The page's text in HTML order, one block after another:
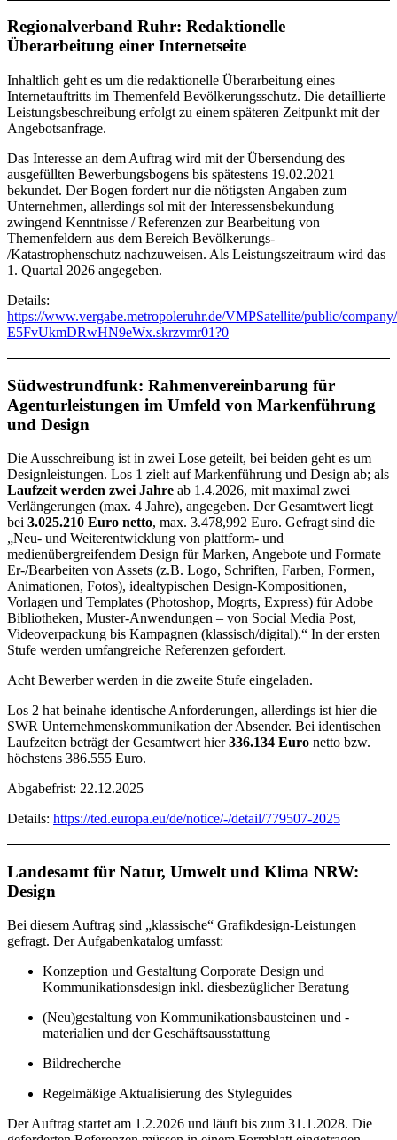
Regionalverband Ruhr: Redaktionelle
Überarbeitung einer Internetseite
Inhaltlich geht es um die redaktionelle Überarbeitung eines
Internetauftritts im Themenfeld Bevölkerungsschutz. Die detaillierte
Leistungsbeschreibung erfolgt zu einem späteren Zeitpunkt mit der
Angebotsanfrage.
Das Interesse an dem Auftrag wird mit der Übersendung des
ausgefüllten Bewerbungsbogens bis spätestens 19.02.2021
bekundet. Der Bogen fordert nur die nötigsten Angaben zum
Unternehmen, allerdings sol mit der Interessensbekundung
zwingend Kenntnisse / Referenzen zur Bearbeitung von
Themenfeldern aus dem Bereich Bevölkerungs-
/Katastrophenschutz nachzuweisen. Als Leistungszeitraum wird das
1. Quartal 2026 angegeben.
Details:
https://www.vergabe.metropoleruhr.de/VMPSatellite/public/
E5FvUkmDRwHN9eWx.skrzvmr01?0
Südwestrundfunk: Rahmenvereinbarung für
Agenturleistungen im Umfeld von Markenführung
und Design
Die Ausschreibung ist in zwei Lose geteilt, bei beiden geht es um
Designleistungen. Los 1 zielt auf Markenführung und Design ab; als
Laufzeit werden zwei Jahre ab 1.4.2026, mit maximal zwei
Verlängerungen (max. 4 Jahre), angegeben. Der Gesamtwert liegt
bei 3.025.210 Euro netto, max. 3.478,992 Euro. Gefragt sind die
„Neu- und Weiterentwicklung von plattform- und
medienübergreifendem Design für Marken, Angebote und Formate
Er-/Bearbeiten von Assets (z.B. Logo, Schriften, Farben, Formen,
Animationen, Fotos), idealtypischen Design-Kompositionen,
Vorlagen und Templates (Photoshop, Mogrts, Express) für Adobe
Bibliotheken, Muster-Anwendungen – von Social Media Post,
Videoverpackung bis Kampagnen (klassisch/digital).“ In der ersten
Stufe werden umfangreiche Referenzen gefordert.
Acht Bewerber werden in die zweite Stufe eingeladen.
Los 2 hat beinahe identische Anforderungen, allerdings ist hier die
SWR Unternehmenskommunikation der Absender. Bei identischen
Laufzeiten beträgt der Gesamtwert hier336.134 Euro netto bzw.
höchstens 386.555 Euro.
Abgabefrist: 22.12.2025
Details: https://ted.europa.eu/de/notice/-/detail/779507-2025
Landesamt für Natur, Umwelt und Klima NRW:
Design
Bei diesem Auftrag sind „klassische“ Grafikdesign-Leistungen
gefragt. Der Aufgabenkatalog umfasst:
Konzeption und Gestaltung Corporate Design und
Kommunikationsdesign inkl. diesbezüglicher Beratung
(Neu)gestaltung von Kommunikationsbausteinen und -
materialien und der Geschäftsausstattung
Bildrecherche
Regelmäßige Aktualisierung des Styleguides
Der Auftrag startet am 1.2.2026 und läuft bis zum 31.1.2028. Die